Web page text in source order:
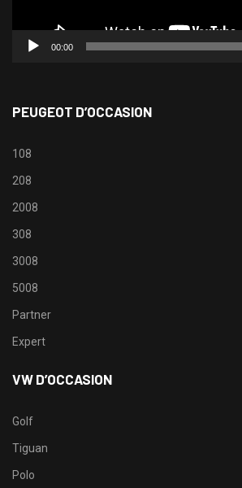
00:00
PEUGEOT D’OCCASION
108
208
2008
308
3008
5008
Partner
Expert
VW D’OCCASION
Golf
Tiguan
Polo